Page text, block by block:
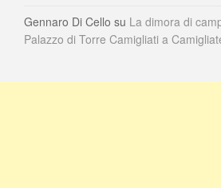
Gennaro Di Cello su La dimora di
Palazzo di Torre Camigliati a